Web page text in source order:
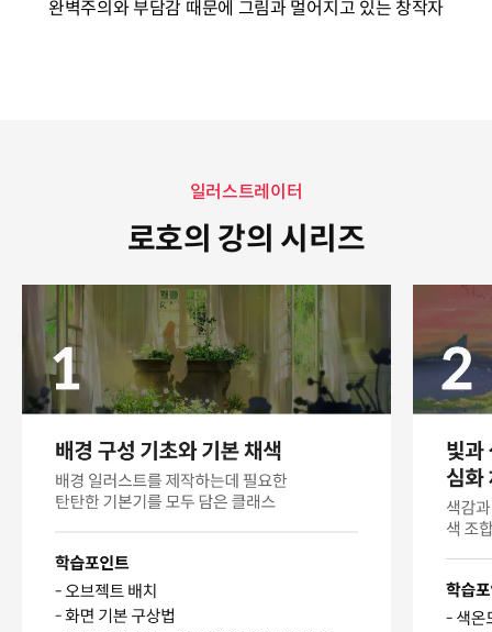
완벽주의와 부담감 때문에 그림과 멀어지고 있는 창작자
일러스트레이터
로호의 강의 시리즈